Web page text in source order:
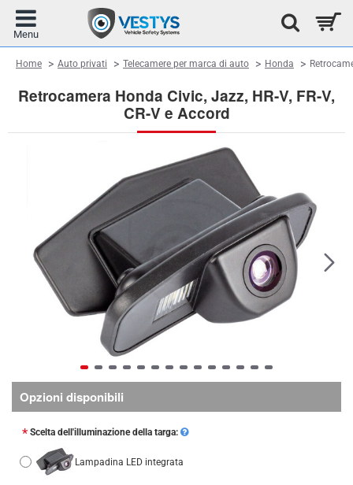
Retrocamera Honda Civic, Jazz, HR-V, FR-V,
CR-V e Accord
HomehomeAuto privati Telecamere per marca di auto Honda
Opzioni disponibili
Scelta dell'illuminazione della targa:
Lampadina LED integrata